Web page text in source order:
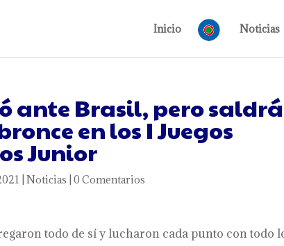
Inicio Noticias
ante Brasil, pero
en los I Juegos
Junior
|Noticias |0 Comentarios
todo de sí y lucharon cada punto con todo